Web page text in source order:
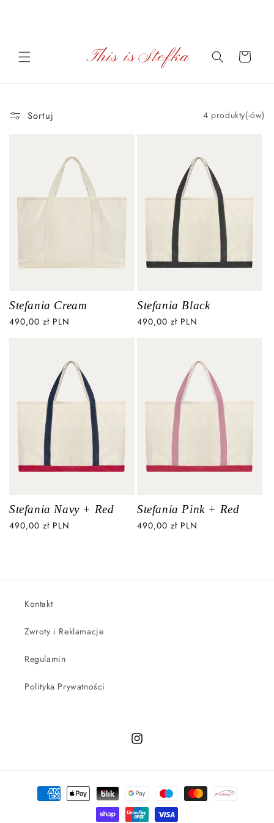
Koszyk
Sortuj 4 produkty(-ów)
Stefania Cream
Cena
490,00 zł PLN
Stefania Black
Cena
490,00 zł PLN
Stefania Navy + Red
Cena
490,00 zł PLN
Stefania Pink + Red
Cena
490,00 zł PLN
Kontakt
Zwroty i Reklamacje
Regulamin
Polityka Prywatności
Instagram
Metody
płatności